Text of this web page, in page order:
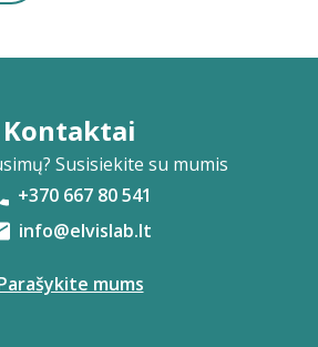
Kontaktai
Susisiekite su mumis
+370 667 80 541
info@elvislab.lt
mums